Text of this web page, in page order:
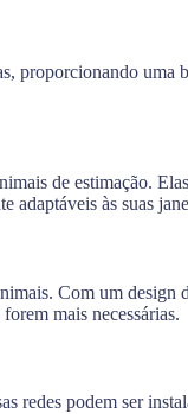
proporcionando uma
de estimação.
adaptáveis às suas
Com um design
mais necessárias.
redes podem ser